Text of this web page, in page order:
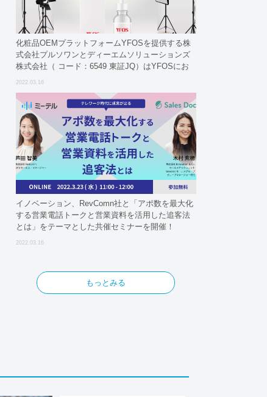
化粧品OEMプラットフォームYFOSを提供する株
式会社プルソワンとディーエムソリューションズ
株式会社（ コード：6549 東証JQ）はYFOSにお
2022.03.16
イノベーション、RevComn社と「アポ数を最大化
する営業電話トークと営業資料を活用した追客法
とは」をテーマとした共催セミナーを開催！
2022.03.16
もっとみる